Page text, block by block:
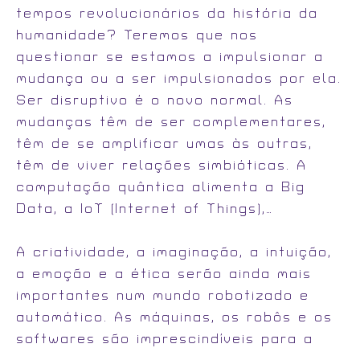
tempos revolucionários da história da
humanidade? Teremos que nos
questionar se estamos a impulsionar a
mudança ou a ser impulsionados por ela.
Ser disruptivo é o novo normal. As
mudanças têm de ser complementares,
têm de se amplificar umas às outras,
têm de viver relações simbióticas. A
computação quântica alimenta a Big
Data, a IoT (Internet of Things),…
A criatividade, a imaginação, a intuição,
a emoção e a ética serão ainda mais
importantes num mundo robotizado e
automático. As máquinas, os robôs e os
softwares são imprescindíveis para a